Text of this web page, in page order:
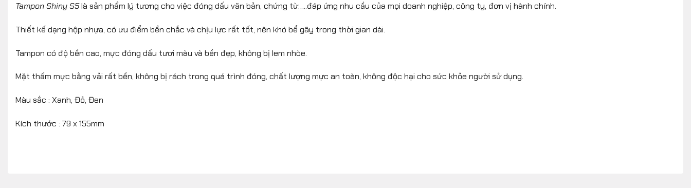
Tampon Shiny S5là sản phẩm lý tương cho việc đóng dấu văn bản, chứng từ…..đáp ứng nhu cầu của mọi doanh nghiệp, công ty, đơn vị hành chính.
Thiết kế dạng hộp nhựa, có ưu điểm bền chắc và chịu lực rất tốt, nên khó bể gãy trong thời gian dài.
Tampon có độ bền cao, mực đóng dấu tươi màu và bền đẹp, không bị lem nhòe.
Mặt thấm mực bằng vải rất bền, không bị rách trong quá trình đóng, chất lượng mực an toàn, không độc hại cho sức khỏe người sử dụng.
Màu sắc : Xanh, Đỏ, Đen
Kích thước : 79 x 155mm